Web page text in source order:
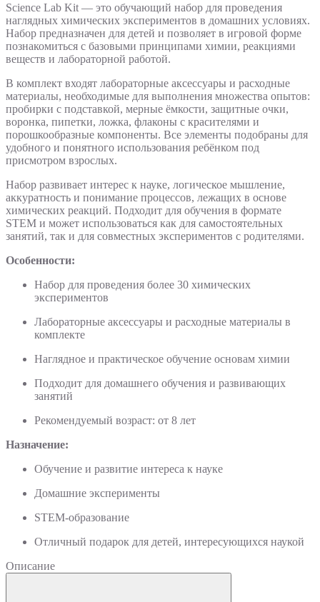
Science Lab Kit — это обучающий набор для проведения
наглядных химических экспериментов в домашних условиях.
Набор предназначен для детей и позволяет в игровой форме
познакомиться с базовыми принципами химии, реакциями
веществ и лабораторной работой.
В комплект входят лабораторные аксессуары и расходные
материалы, необходимые для выполнения множества опытов:
пробирки с подставкой, мерные ёмкости, защитные очки,
воронка, пипетки, ложка, флаконы с красителями и
порошкообразные компоненты. Все элементы подобраны для
удобного и понятного использования ребёнком под
присмотром взрослых.
Набор развивает интерес к науке, логическое мышление,
аккуратность и понимание процессов, лежащих в основе
химических реакций. Подходит для обучения в формате
STEM и может использоваться как для самостоятельных
занятий, так и для совместных экспериментов с родителями.
Особенности:
Набор для проведения более 30 химических
экспериментов
Лабораторные аксессуары и расходные материалы в
комплекте
Наглядное и практическое обучение основам химии
Подходит для домашнего обучения и развивающих
занятий
Рекомендуемый возраст: от 8 лет
Назначение:
Обучение и развитие интереса к науке
Домашние эксперименты
STEM-образование
Отличный подарок для детей, интересующихся наукой
Описание